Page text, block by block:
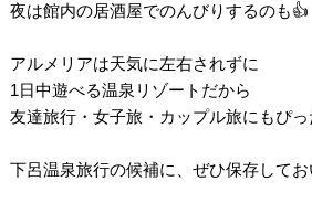
夜は館内の居酒屋でのんびりするのも👍
アルメリアは天気に左右されずに
1日中遊べる温泉リゾートだから
友達旅行・女子旅・カップル旅にもぴ
下呂温泉旅行の候補に、ぜひ保存して